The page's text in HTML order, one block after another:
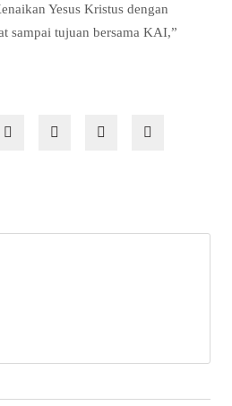
Yesus Kristus dengan
sampai tujuan bersama KAI,”